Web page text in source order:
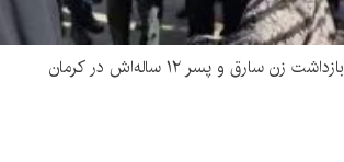
بازداشت زن سارق و پسر ۱۲ ساله‌اش در کرمان